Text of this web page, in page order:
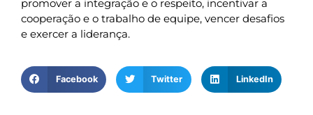
promover a integração e o respeito, incentivar a
cooperação e o trabalho de equipe, vencer desafios
e exercer a liderança.
Facebook Twitter LinkedIn